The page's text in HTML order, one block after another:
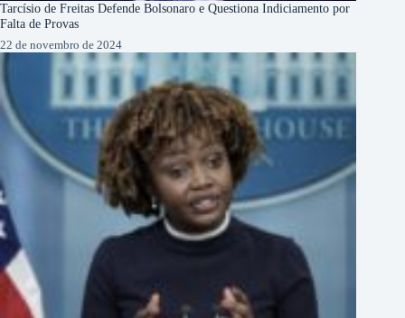
Tarcísio de Freitas Defende Bolsonaro e Questiona Indiciamento por
Falta de Provas
22 de novembro de 2024